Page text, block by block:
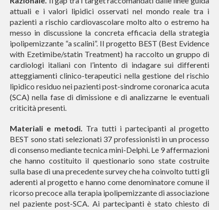
attuali e i valori lipidici osservati nel mondo reale tra i
pazienti a rischio cardiovascolare molto alto o estremo ha
messo in discussione la concreta efficacia della strategia
ipolipemizzante “a scalini”. Il progetto BEST (Best Evidence
with Ezetimibe/statin Treatment) ha raccolto un gruppo di
cardiologi italiani con l’intento di indagare sui differenti
atteggiamenti clinico-terapeutici nella gestione del rischio
lipidico residuo nei pazienti post-sindrome coronarica acuta
(SCA) nella fase di dimissione e di analizzarne le eventuali
criticità presenti.
Materiali e metodi. Tra tutti i partecipanti al progetto
BEST sono stati selezionati 37 professionisti in un processo
di consenso mediante tecnica mini-Delphi. Le 9 affermazioni
che hanno costituito il questionario sono state costruite
sulla base di una precedente survey che ha coinvolto tutti gli
aderenti al progetto e hanno come denominatore comune il
ricorso precoce alla terapia ipolipemizzante di associazione
nel paziente post-SCA. Ai partecipanti è stato chiesto di